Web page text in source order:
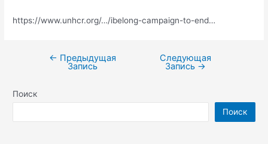
https://www.unhcr.org/…/ibelong-campaign-to-end…
← Предыдущая
Запись
Следующая
Запись →
Поиск
Поиск